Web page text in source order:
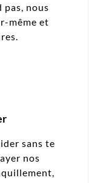
nous
même et
sans te
nos